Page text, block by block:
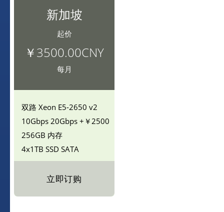
新加坡
起价
￥3500.00CNY
每月
双路 Xeon E5-2650 v2
10Gbps 20Gbps +￥2500
256GB 内存
4x1TB SSD SATA
立即订购